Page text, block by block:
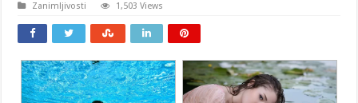
Zanimljivosti 1,503 Views